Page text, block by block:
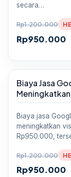
secara…
Rp1.200.000
Rp950.000
Sale
Biaya Jasa
Biaya jasa
meningkatkan
Rp950.000,
Rp1.200.000
Rp950.000